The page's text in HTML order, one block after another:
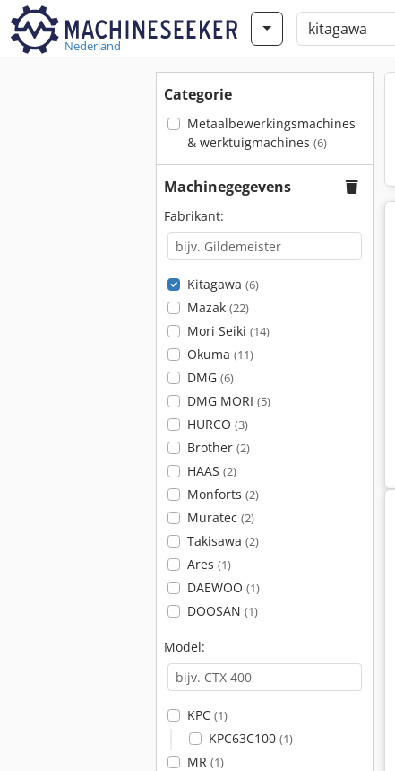
Nederland
Categorie
Metaalbewerkingsmachines
& werktuigmachines (6)
Machinegegevens
Fabrikant:
Kitagawa (6)
Mazak (22)
Mori Seiki (14)
Okuma (11)
DMG (6)
DMG MORI (5)
HURCO (3)
Brother (2)
HAAS (2)
Monforts (2)
Muratec (2)
Takisawa (2)
Ares (1)
DAEWOO (1)
DOOSAN (1)
Model:
KPC (1)
KPC63C100 (1)
MR (1)